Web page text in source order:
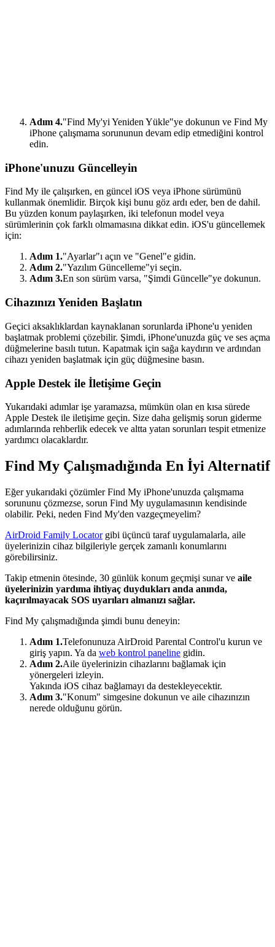
Adım 4."Find My'yi Yeniden Yükle"ye dokunun ve Find My
iPhone çalışmama sorununun devam edip etmediğini kontrol
edin.
iPhone'unuzu Güncelleyin
Find My ile çalışırken, en güncel iOS veya iPhone sürümünü
kullanmak önemlidir. Birçok kişi bunu göz ardı eder, ben de dahil.
Bu yüzden konum paylaşırken, iki telefonun model veya
sürümlerinin çok farklı olmamasına dikkat edin. iOS'u güncellemek
için:
Adım 1."Ayarlar"ı açın ve "Genel"e gidin.
Adım 2."Yazılım Güncelleme"yi seçin.
Adım 3.En son sürüm varsa, "Şimdi Güncelle"ye dokunun.
Cihazınızı Yeniden Başlatın
Geçici aksaklıklardan kaynaklanan sorunlarda iPhone'u yeniden
başlatmak problemi çözebilir. Şimdi, iPhone'unuzda güç ve ses açma
düğmelerine basılı tutun. Kapatmak için sağa kaydırın ve ardından
cihazı yeniden başlatmak için güç düğmesine basın.
Apple Destek ile İletişime Geçin
Yukarıdaki adımlar işe yaramazsa, mümkün olan en kısa sürede
Apple Destek ile iletişime geçin. Size daha gelişmiş sorun giderme
adımlarında rehberlik edecek ve altta yatan sorunları tespit etmenize
yardımcı olacaklardır.
Find My Çalışmadığında En İyi Alternatif
Eğer yukarıdaki çözümler Find My iPhone'unuzda çalışmama
sorununu çözmezse, sorun Find My uygulamasının kendisinde
olabilir. Peki, neden Find My'den vazgeçmeyelim?
AirDroid Family Locatorgibi üçüncü taraf uygulamalarla, aile
üyelerinizin cihaz bilgileriyle gerçek zamanlı konumlarını
görebilirsiniz.
Takip etmenin ötesinde, 30 günlük konum geçmişi sunar ve aile
üyelerinizin yardıma ihtiyaç duydukları anda anında,
kaçırılmayacak SOS uyarıları almanızı sağlar.
Find My çalışmadığında şimdi bunu deneyin:
Adım 1.Telefonunuza AirDroid Parental Control'u kurun ve
giriş yapın. Ya da web kontrol paneline gidin.
Adım 2.Aile üyelerinizin cihazlarını bağlamak için
yönergeleri izleyin.
Yakında iOS cihaz bağlamayı da destekleyecektir.
Adım 3."Konum" simgesine dokunun ve aile cihazınızın
nerede olduğunu görün.